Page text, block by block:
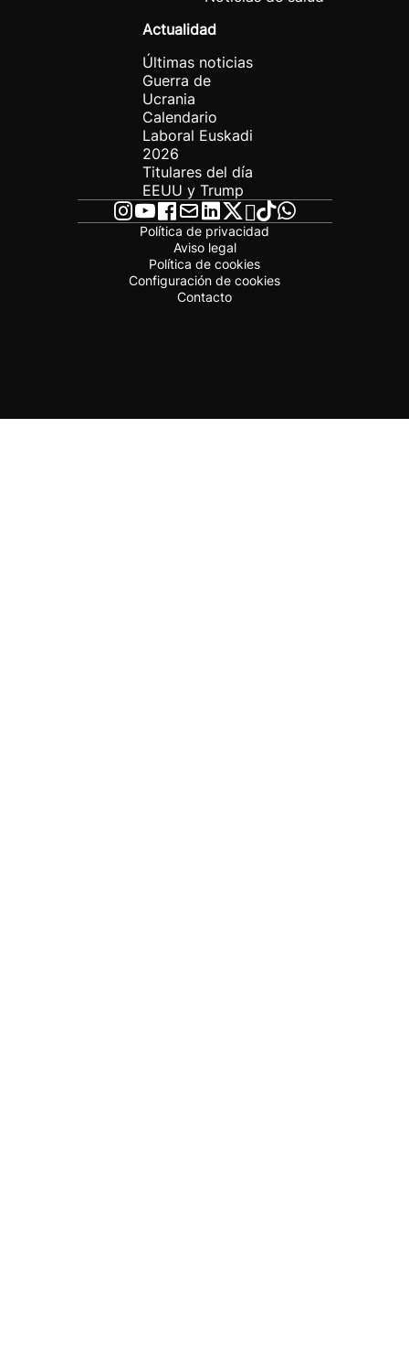
Actualidad
Últimas noticias
Guerra de
Ucrania
Calendario
Laboral Euskadi
2026
Titulares del día
EEUU y Trump
Política de privacidad
Aviso legal
Política de cookies
Configuración de cookies
Contacto